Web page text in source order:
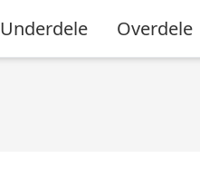
Underdele Overdele